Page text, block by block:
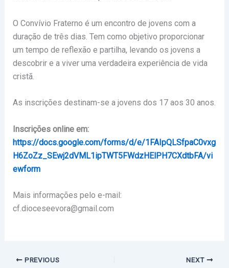
O Convívio Fraterno é um encontro de jovens com a
duração de três dias. Tem como objetivo proporcionar
um tempo de reflexão e partilha, levando os jovens a
descobrir e a viver uma verdadeira experiência de vida
cristã.
As inscrições destinam-se a jovens dos 17 aos 30 anos.
Inscrições online em:
https://docs.google.com/forms/d/e/1FAIpQLSfpaC0vxg
H6ZoZz_SEwj2dVML1ipTWT5FWdzHElPH7CXdtbFA/vi
ewform
Mais informações pelo e-mail:
cf.dioceseevora@gmail.com
PREVIOUS NEXT